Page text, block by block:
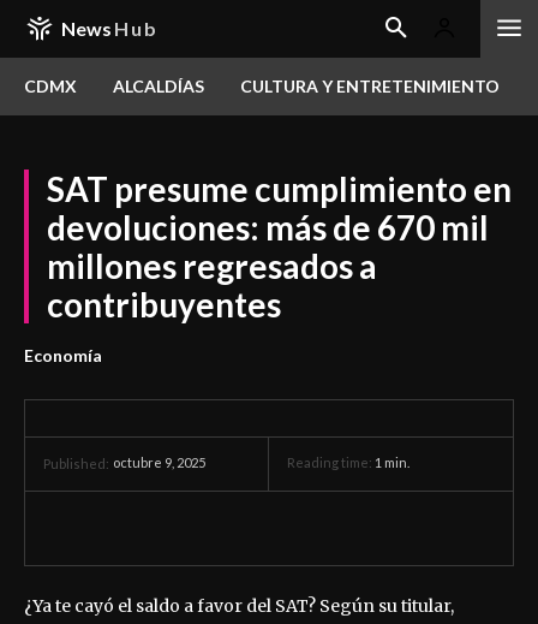
News Hub
CDMX ALCALDÍAS CULTURA Y ENTRETENIMIENTO
SAT presume cumplimiento en
devoluciones: más de 670 mil
millones regresados a
contribuyentes
Economía
Published: octubre 9, 2025 Reading time: 1 min.
¿Ya te cayó el saldo a favor del SAT? Según su titular,